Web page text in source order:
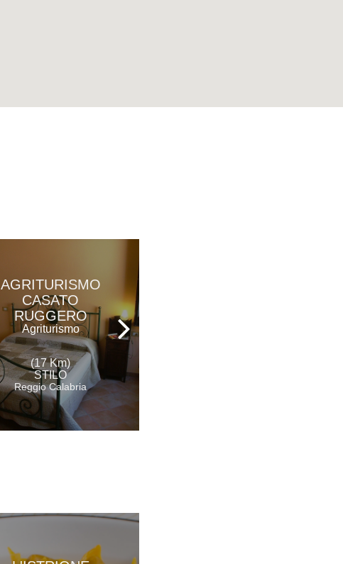
AGRITURISMO
CASATO
RUGGERO
Agriturismo
(17 Km)
STILO
Reggio Calabria